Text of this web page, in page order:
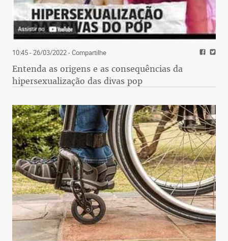
10:45 - 26/03/2022- Compartilhe
Entenda as origens e as consequências da
hipersexualização das divas pop